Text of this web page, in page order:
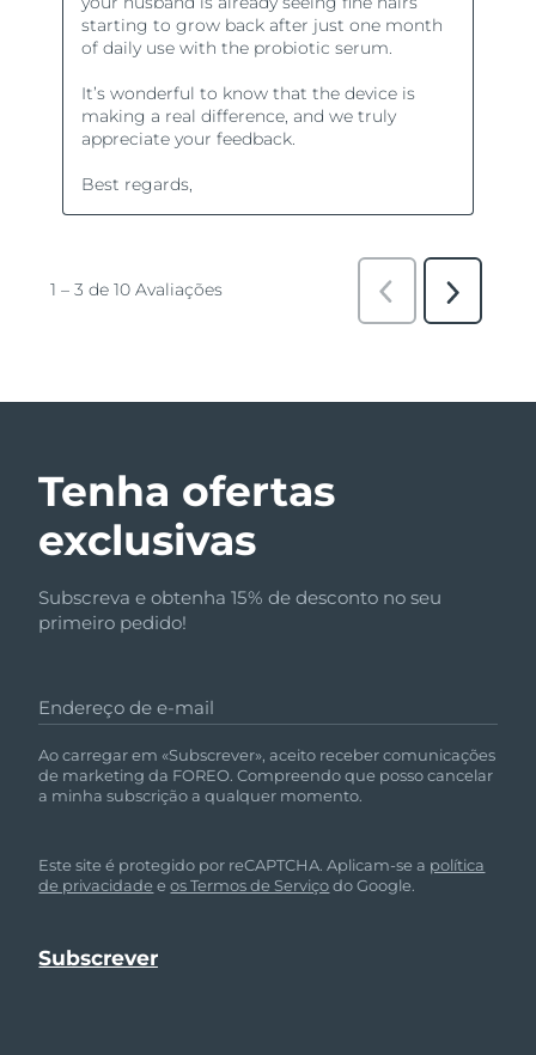
Tenha ofertas
exclusivas
Subscreva e obtenha 15% de desconto no seu
primeiro pedido!
Endereço de e-mail
Ao carregar em «Subscrever», aceito receber comunicações
de marketing da FOREO. Compreendo que posso cancelar
a minha subscrição a qualquer momento.
Este site é protegido por reCAPTCHA. Aplicam-se a política
de privacidade eos Termos de Serviçodo Google.